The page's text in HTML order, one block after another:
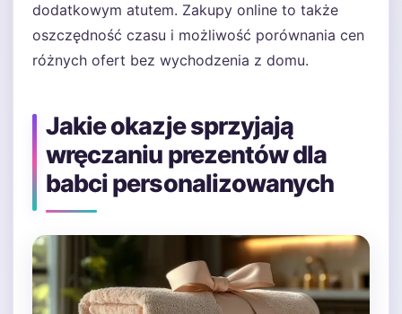
dodatkowym atutem. Zakupy online to także
oszczędność czasu i możliwość porównania cen
różnych ofert bez wychodzenia z domu.
Jakie okazje sprzyjają
wręczaniu prezentów dla
babci personalizowanych